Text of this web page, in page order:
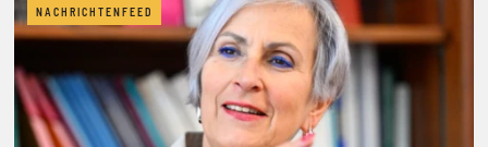
NACHRICHTENFEED